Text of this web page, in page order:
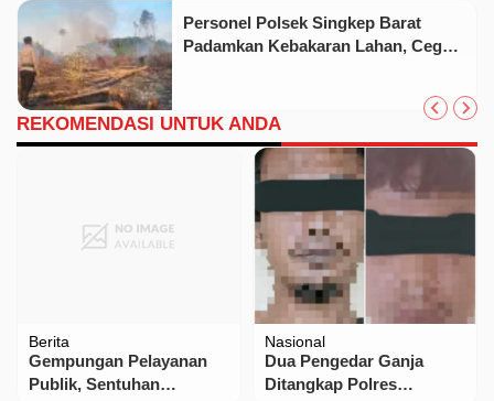
Personel Polsek Singkep Barat
Padamkan Kebakaran Lahan, Cegah
REKOMENDASI UNTUK ANDA
Berita
Gempungan Pelayanan
Publik, Sentuhan
Nasional
Dua Pengedar Ganja
Ditangkap Polres